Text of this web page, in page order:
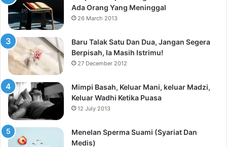
Ada Orang Yang Meninggal
26 March 2013
Baru Talak Satu Dan Dua, Jangan Segera
Berpisah, Ia Masih Istrimu!
27 December 2012
Mimpi Basah, Keluar Mani, keluar Madzi,
Keluar Wadhi Ketika Puasa
12 July 2013
Menelan Sperma Suami (Syariat Dan
Medis)